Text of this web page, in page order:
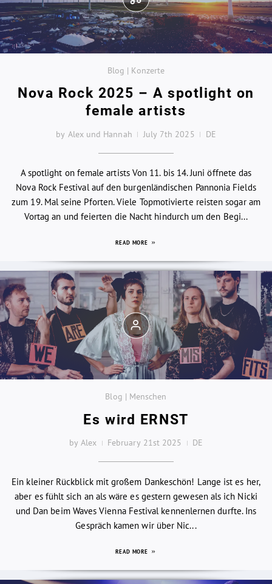
Blog | Konzerte
Nova Rock 2025 – A spotlight on
female artists
by Alex und Hannah July 7th 2025 DE
A spotlight on female artists Von 11. bis 14. Juni öffnete das
Nova Rock Festival auf den burgenländischen Pannonia Fields
zum 19. Mal seine Pforten. Viele Topmotivierte reisten sogar am
Vortag an und feierten die Nacht hindurch um den Begi...
READ MORE
Blog | Menschen
Es wird ERNST
by Alex February 21st 2025 DE
Ein kleiner Rückblick mit großem Dankeschön! Lange ist es her,
aber es fühlt sich an als wäre es gestern gewesen als ich Nicki
und Dan beim Waves Vienna Festival kennenlernen durfte. Ins
Gespräch kamen wir über Nic...
READ MORE